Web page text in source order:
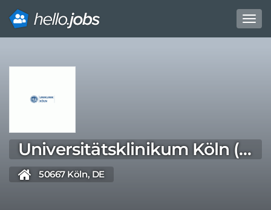
Universitätsklinikum Köln (AöR)
50667 Köln, DE